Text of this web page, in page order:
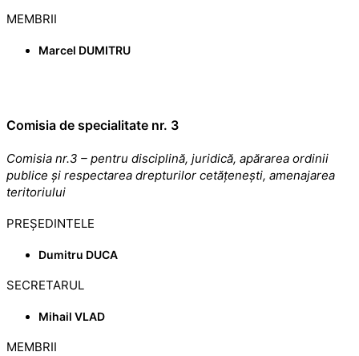
MEMBRII
Marcel DUMITRU
Comisia de specialitate nr. 3
Comisia nr.3 – pentru disciplină, juridică, apărarea ordinii
publice și respectarea drepturilor cetățenești, amenajarea
teritoriului
PREȘEDINTELE
Dumitru DUCA
SECRETARUL
Mihail VLAD
MEMBRII